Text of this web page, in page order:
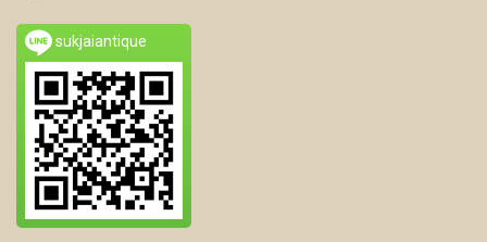
sukjaiantique